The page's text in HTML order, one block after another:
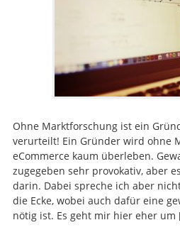
Ohne Marktforschung ist ein
verurteilt! Ein Gründer wird ohne
eCommerce kaum überleben.
zugegeben sehr provokativ, aber
darin. Dabei spreche ich aber
die Ecke, wobei auch dafür eine
nötig ist. Es geht mir hier eher um